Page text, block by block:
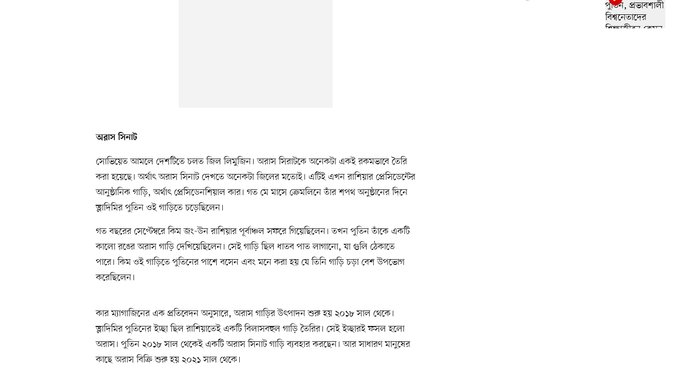
অরাস সিনাট
সোভিয়েত আমলে দেশটিতে চলত জিল লিমুজিন। অরাস সিরাটকে অনেকটা একই রকমভাবে তৈরি
করা হয়েছে। অর্থাৎ অরাস সিনাট দেখতে অনেকটা জিলের মতোই। এটিই এখন রাশিয়ার প্রেসিডেন্টের
আনুষ্ঠানিক গাড়ি, অর্থাৎ প্রেসিডেনশিয়াল কার। গত মে মাসে ক্রেমলিনে তাঁর শপথ অনুষ্ঠানের দিনে
ভ্লাদিমির পুতিন ওই গাড়িতে চড়েছিলেন।
গত বছরের সেপ্টেম্বরে কিম জং-উন রাশিয়ার পূর্বাঞ্চল সফরে গিয়েছিলেন। তখন পুতিন তাঁকে একটি
কালো রঙের অরাস গাড়ি দেখিয়েছিলেন। সেই গাড়ি ছিল ধাতব পাত লাগানো, যা গুলি ঠেকাতে
পারে। কিম ওই গাড়িতে পুতিনের পাশে বসেন এবং মনে করা হয় যে তিনি গাড়ি চড়া বেশ উপভোগ
করেছিলেন।
কার ম্যাগাজিনের এক প্রতিবেদন অনুসারে, অরাস গাড়ির উৎপাদন শুরু হয় ২০১৮ সাল থেকে।
ভ্লাদিমির পুতিনের ইচ্ছা ছিল রাশিয়াতেই একটি বিলাসবহুল গাড়ি তৈরির। সেই ইচ্ছারই ফসল হলো
অরাস। পুতিন ২০১৮ সাল থেকেই একটি অরাস সিনাট গাড়ি ব্যবহার করছেন। আর সাধারণ মানুষের
কাছে অরাস বিক্রি শুরু হয় ২০২১ সাল থেকে।